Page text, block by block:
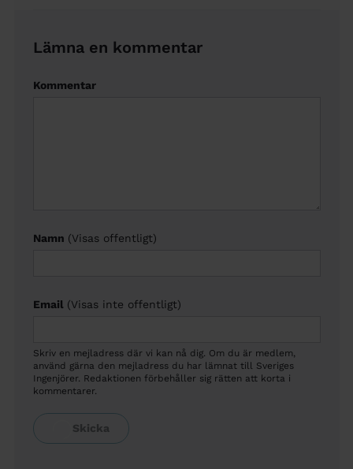
Lämna en kommentar
Kommentar
Namn (Visas offentligt)
Email (Visas inte offentligt)
Skriv en mejladress där vi kan nå dig. Om du är medlem,
använd gärna den mejladress du har lämnat till Sveriges
Ingenjörer. Redaktionen förbehåller sig rätten att korta i
kommentarer.